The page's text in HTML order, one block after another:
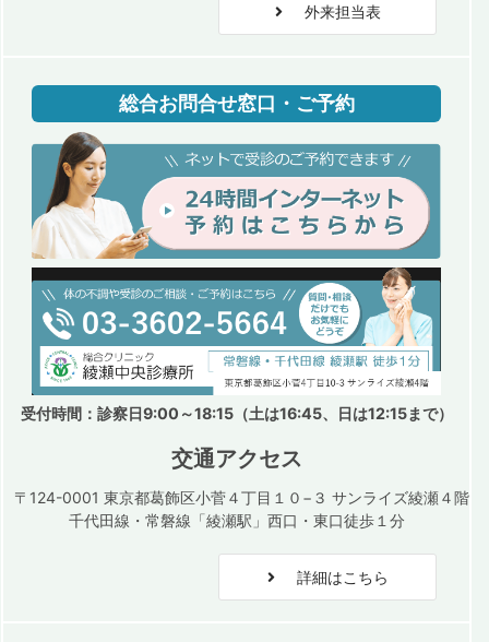
外来担当表
総合お問合せ窓口・ご予約
受付時間：診察日9:00～18:15（土は16:45、日は12:15まで）
交通アクセス
〒124-0001 東京都葛飾区小菅４丁目１０−３ サンライズ綾瀬４階
千代田線・常磐線「綾瀬駅」西口・東口徒歩１分
詳細はこちら